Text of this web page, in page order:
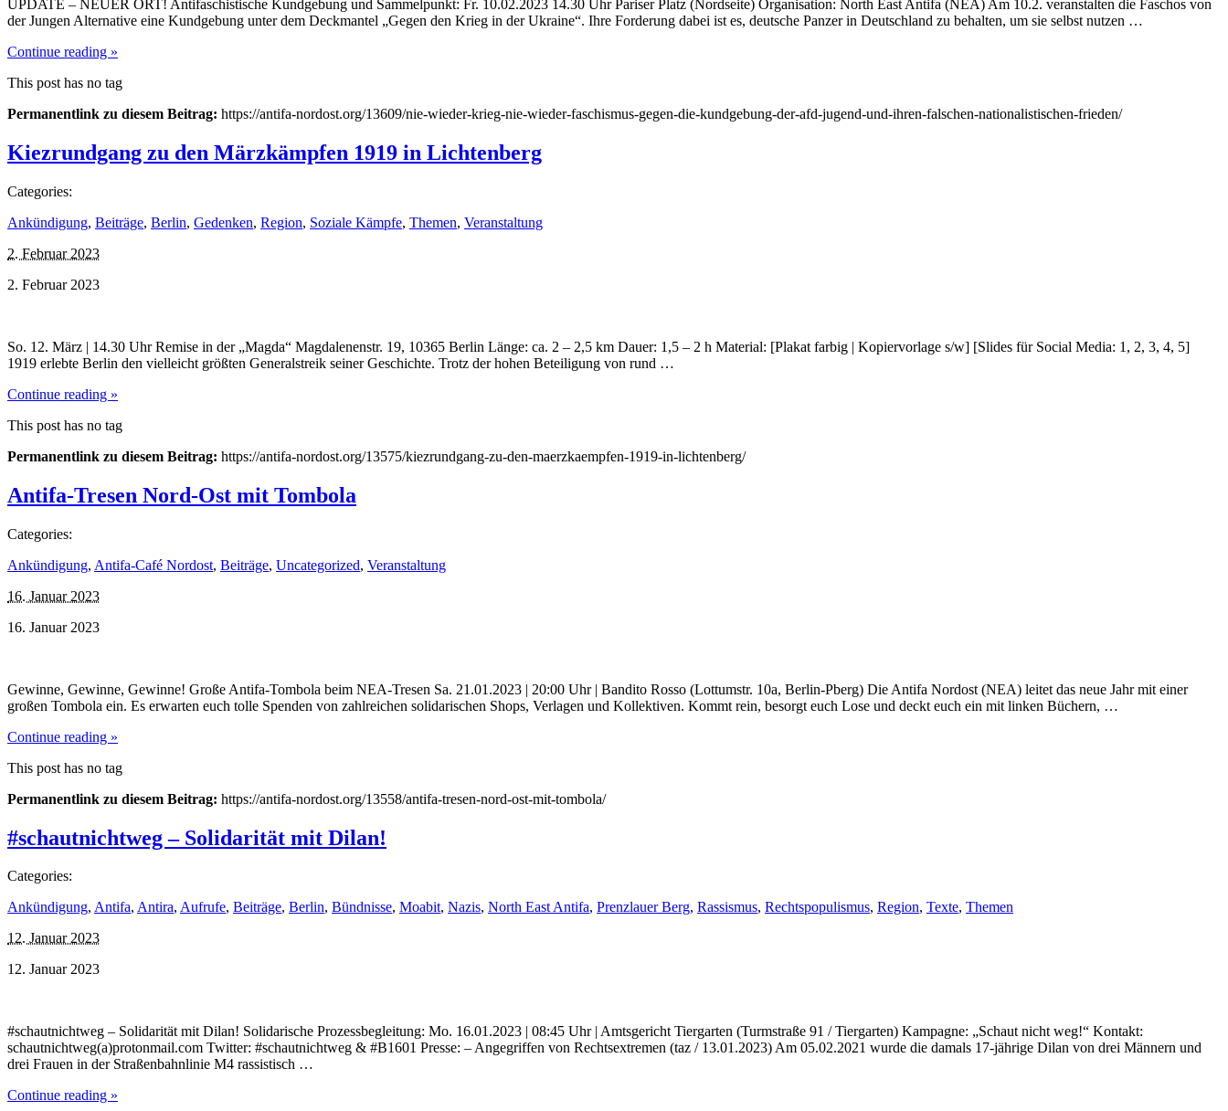
UPDATE – NEUER ORT! Antifaschistische Kundgebung und Sammelpunkt: Fr. 10.02.2023 14.30 Uhr Pariser Platz (Nordseite) Organisation: North East Antifa (NEA) Am 10.2. veranstalten die Faschos von
der Jungen Alternative eine Kundgebung unter dem Deckmantel „Gegen den Krieg in der Ukraine“. Ihre Forderung dabei ist es, deutsche Panzer in Deutschland zu behalten, um sie selbst nutzen …
Continue reading »
This post has no tag
Permanentlink zu diesem Beitrag: https://antifa-nordost.org/13609/nie-wieder-krieg-nie-wieder-faschismus-gegen-die-kundgebung-der-afd-jugend-und-ihren-falschen-nationalistischen-frieden/
Kiezrundgang zu den Märzkämpfen 1919 in Lichtenberg
Categories:
Ankündigung, Beiträge, Berlin, Gedenken, Region, Soziale Kämpfe, Themen, Veranstaltung
2. Februar 2023
2. Februar 2023
So. 12. März | 14.30 Uhr Remise in der „Magda“ Magdalenenstr. 19, 10365 Berlin Länge: ca. 2 – 2,5 km Dauer: 1,5 – 2 h Material: [Plakat farbig | Kopiervorlage s/w] [Slides für Social Media: 1, 2, 3, 4, 5]
1919 erlebte Berlin den vielleicht größten Generalstreik seiner Geschichte. Trotz der hohen Beteiligung von rund …
Continue reading »
This post has no tag
Permanentlink zu diesem Beitrag: https://antifa-nordost.org/13575/kiezrundgang-zu-den-maerzkaempfen-1919-in-lichtenberg/
Antifa-Tresen Nord-Ost mit Tombola
Categories:
Ankündigung, Antifa-Café Nordost, Beiträge, Uncategorized, Veranstaltung
16. Januar 2023
16. Januar 2023
Gewinne, Gewinne, Gewinne! Große Antifa-Tombola beim NEA-Tresen Sa. 21.01.2023 | 20:00 Uhr | Bandito Rosso (Lottumstr. 10a, Berlin-Pberg) Die Antifa Nordost (NEA) leitet das neue Jahr mit einer
großen Tombola ein. Es erwarten euch tolle Spenden von zahlreichen solidarischen Shops, Verlagen und Kollektiven. Kommt rein, besorgt euch Lose und deckt euch ein mit linken Büchern, …
Continue reading »
This post has no tag
Permanentlink zu diesem Beitrag: https://antifa-nordost.org/13558/antifa-tresen-nord-ost-mit-tombola/
#schautnichtweg – Solidarität mit Dilan!
Categories:
Ankündigung, Antifa, Antira, Aufrufe, Beiträge, Berlin, Bündnisse, Moabit, Nazis, North East Antifa, Prenzlauer Berg, Rassismus, Rechtspopulismus, Region, Texte, Themen
12. Januar 2023
12. Januar 2023
#schautnichtweg – Solidarität mit Dilan! Solidarische Prozessbegleitung: Mo. 16.01.2023 | 08:45 Uhr | Amtsgericht Tiergarten (Turmstraße 91 / Tiergarten) Kampagne: „Schaut nicht weg!“ Kontakt:
schautnichtweg(a)protonmail.com Twitter: #schautnichtweg & #B1601 Presse: – Angegriffen von Rechtsextremen (taz / 13.01.2023) Am 05.02.2021 wurde die damals 17-jährige Dilan von drei Männern und
drei Frauen in der Straßenbahnlinie M4 rassistisch …
Continue reading »